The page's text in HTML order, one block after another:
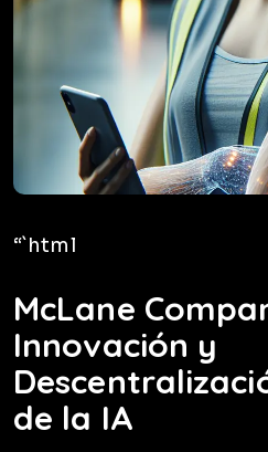
“`html
McLane
Innovación y
de la IA